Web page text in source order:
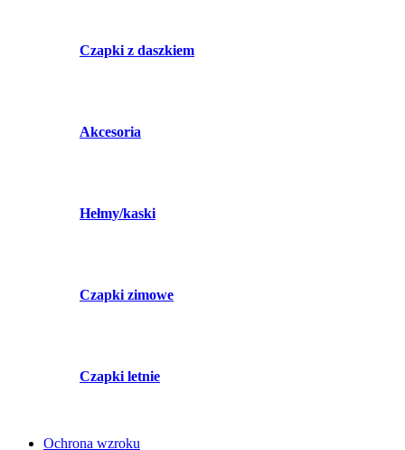
Czapki z daszkiem
Akcesoria
Hełmy/kaski
Czapki zimowe
Czapki letnie
Ochrona wzroku